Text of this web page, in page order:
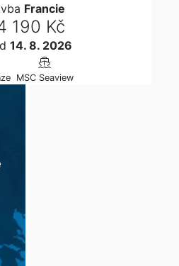
Francie
190 Kč
14. 8. 2026
MSC Seaview